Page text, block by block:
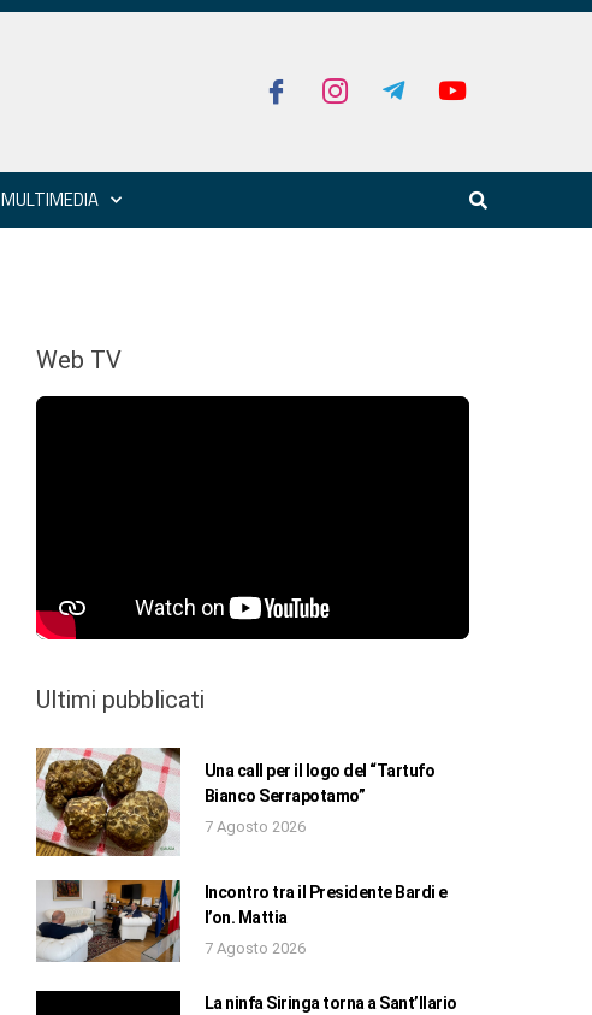
MULTIMEDIA
Web TV
Ultimi pubblicati
Una call per il logo del “Tartufo
Bianco Serrapotamo”
7 Agosto 2026
Incontro tra il Presidente Bardi e
l’on. Mattia
7 Agosto 2026
La ninfa Siringa torna a Sant’Ilario